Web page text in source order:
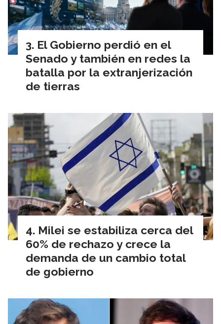
El Gobierno perdió en el
Senado y también en redes la
batalla por la extranjerización
de tierras
Milei se estabiliza cerca del
60% de rechazo y crece la
demanda de un cambio total
de gobierno